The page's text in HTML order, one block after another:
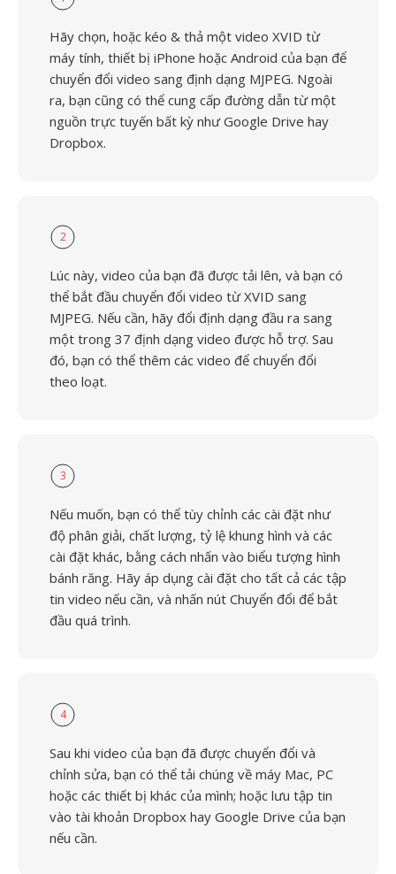
Hãy chọn, hoặc kéo & thả một video XVID từ
máy tính, thiết bị iPhone hoặc Android của bạn để
chuyển đổi video sang định dạng MJPEG. Ngoài
ra, bạn cũng có thể cung cấp đường dẫn từ một
nguồn trực tuyến bất kỳ như Google Drive hay
Dropbox.
2
Lúc này, video của bạn đã được tải lên, và bạn có
thể bắt đầu chuyển đổi video từ XVID sang
MJPEG. Nếu cần, hãy đổi định dạng đầu ra sang
một trong 37 định dạng video được hỗ trợ. Sau
đó, bạn có thể thêm các video để chuyển đổi
theo loạt.
3
Nếu muốn, bạn có thể tùy chỉnh các cài đặt như
độ phân giải, chất lượng, tỷ lệ khung hình và các
cài đặt khác, bằng cách nhấn vào biểu tượng hình
bánh răng. Hãy áp dụng cài đặt cho tất cả các tập
tin video nếu cần, và nhấn nút Chuyển đổi để bắt
đầu quá trình.
4
Sau khi video của bạn đã được chuyển đổi và
chỉnh sửa, bạn có thể tải chúng về máy Mac, PC
hoặc các thiết bị khác của mình; hoặc lưu tập tin
vào tài khoản Dropbox hay Google Drive của bạn
nếu cần.